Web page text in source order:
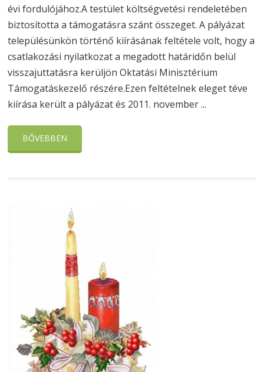
évi fordulójához.A testület költségvetési rendeletében
biztosította a támogatásra szánt összeget. A pályázat
településünkön történő kiírásának feltétele volt, hogy a
csatlakozási nyilatkozat a megadott határidőn belül
visszajuttatásra kerüljön Oktatási Minisztérium
Támogatáskezelő részére.Ezen feltételnek eleget téve
kiírása került a pályázat és 2011. november ...
BŐVEBBEN